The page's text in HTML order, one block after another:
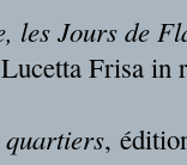
les Jours de
Frisa in
,